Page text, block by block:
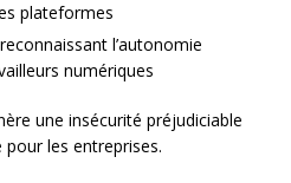
plateformes
l’autonomie
numériques
une insécurité préjudiciable
les entreprises.